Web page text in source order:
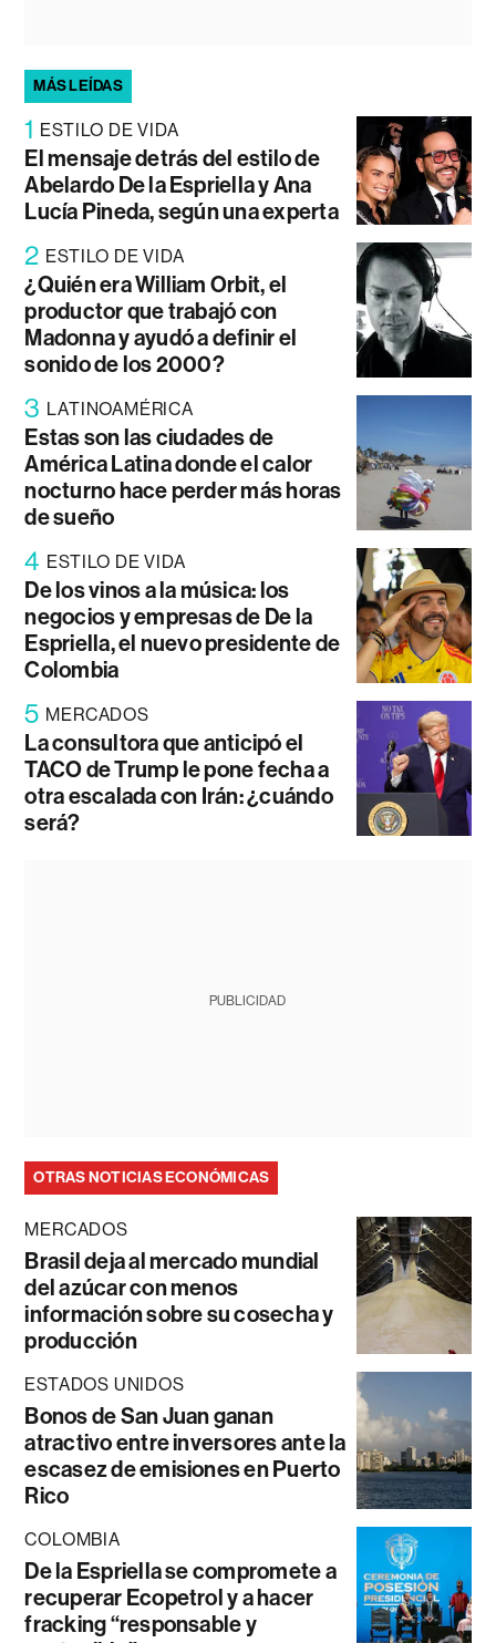
MÁS LEÍDAS
1 ESTILO DE VIDA
El mensaje detrás del estilo de
Abelardo De la Espriella y Ana
Lucía Pineda, según una experta
2 ESTILO DE VIDA
¿Quién era William Orbit, el
productor que trabajó con
Madonna y ayudó a definir el
sonido de los 2000?
3 LATINOAMÉRICA
Estas son las ciudades de
América Latina donde el calor
nocturno hace perder más horas
de sueño
4 ESTILO DE VIDA
De los vinos a la música: los
negocios y empresas de De la
Espriella, el nuevo presidente de
Colombia
5 MERCADOS
La consultora que anticipó el
TACO de Trump le pone fecha a
otra escalada con Irán: ¿cuándo
será?
PUBLICIDAD
OTRAS NOTICIAS ECONÓMICAS
MERCADOS
Brasil deja al mercado mundial
del azúcar con menos
información sobre su cosecha y
producción
ESTADOS UNIDOS
Bonos de San Juan ganan
atractivo entre inversores ante la
escasez de emisiones en Puerto
Rico
COLOMBIA
De la Espriella se compromete a
recuperar Ecopetrol y a hacer
fracking “responsable y